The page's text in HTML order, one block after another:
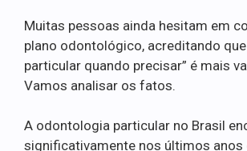
Muitas pessoas ainda hesitam em
plano odontológico, acreditando que
particular quando precisar” é mais
Vamos analisar os fatos.
A odontologia particular no Brasil
significativamente nos últimos anos